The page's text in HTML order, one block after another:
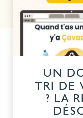
UN
TRI DE
? LA